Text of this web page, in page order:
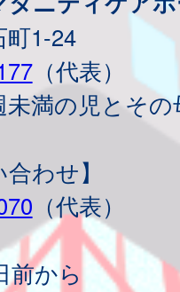
1-24
（代表）
満の児とそ
わせ】
（代表）
前から